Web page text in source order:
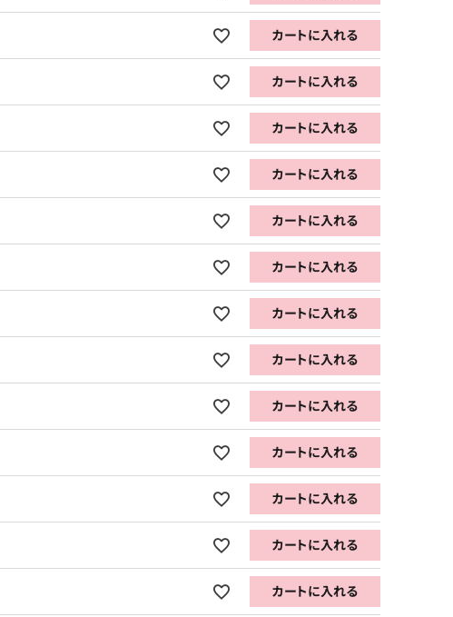
カートに入れる
カートに入れる
カートに入れる
カートに入れる
カートに入れる
カートに入れる
カートに入れる
カートに入れる
カートに入れる
カートに入れる
カートに入れる
カートに入れる
カートに入れる